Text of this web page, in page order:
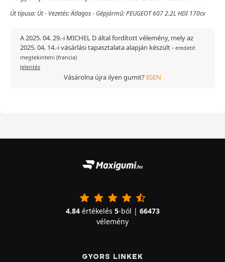
Út típusa: Út - Vezetés: Átlagos - Gépjármű: PEUGEOT 607 2.2L HDI 170cv
A 2025. 04. 29.-i MICHEL D által fordított vélemény, mely az
2025. 04. 14.-i vásárlási tapasztalata alapján készült- eredetit
megtekinteni (francia)
Jelentés
Vásárolna újra ilyen gumit?IGEN
4.84értékelés 5-ból | 66473
vélemény
GYORS LINKEK